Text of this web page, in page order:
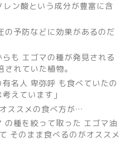
ン酸という成分が豊富に含
の予防などに効果があるのだ
も エゴマの種が発見される
れていた植物。
名人 卑弥呼 も食べていたの
えています」
ススメの食べ方が…
の種を絞って取った エゴマ油
そのまま食べるのがオススメ